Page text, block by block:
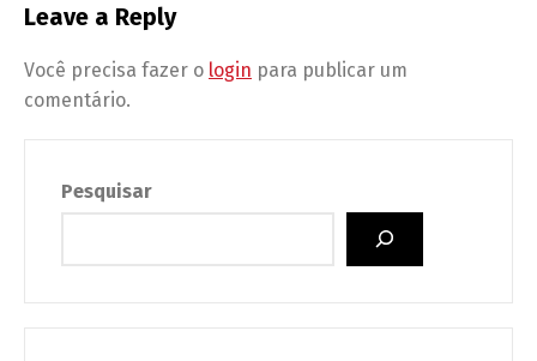
Leave a Reply
Você precisa fazer o login para publicar um
comentário.
Pesquisar